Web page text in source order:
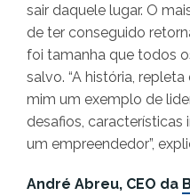
sair daquele lugar. O
de ter conseguido
foi tamanha que todos
salvo. “A história,
mim um exemplo de
desafios, características
um empreendedor”,
André Abreu, CEO da